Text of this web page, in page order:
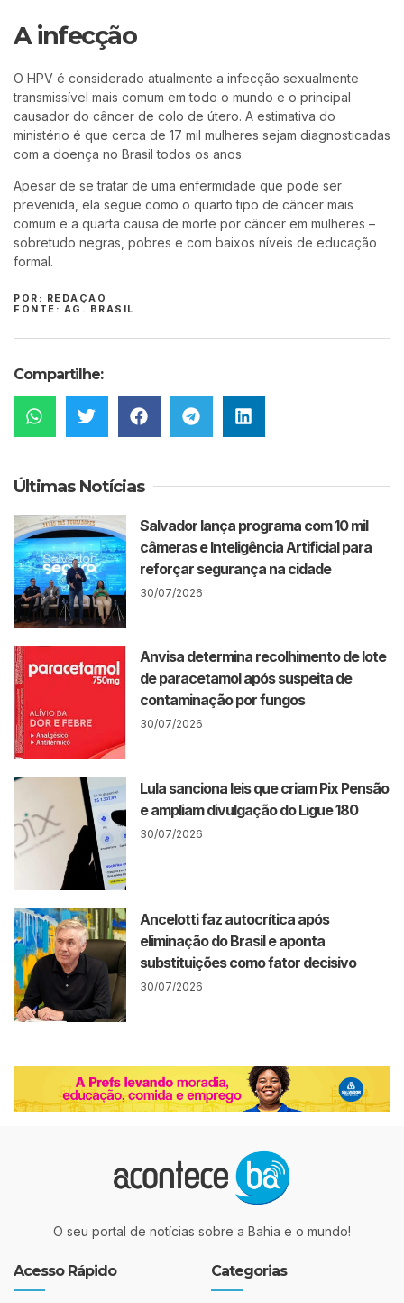
A infecção
O HPV é considerado atualmente a infecção sexualmente
transmissível mais comum em todo o mundo e o principal
causador do câncer de colo de útero. A estimativa do
ministério é que cerca de 17 mil mulheres sejam diagnosticadas
com a doença no Brasil todos os anos.
Apesar de se tratar de uma enfermidade que pode ser
prevenida, ela segue como o quarto tipo de câncer mais
comum e a quarta causa de morte por câncer em mulheres –
sobretudo negras, pobres e com baixos níveis de educação
formal.
POR: REDAÇÃO
FONTE: AG. BRASIL
Compartilhe:
Últimas Notícias
Salvador lança programa com 10 mil
câmeras e Inteligência Artificial para
reforçar segurança na cidade
30/07/2026
Anvisa determina recolhimento de lote
de paracetamol após suspeita de
contaminação por fungos
30/07/2026
Lula sanciona leis que criam Pix Pensão
e ampliam divulgação do Ligue 180
30/07/2026
Ancelotti faz autocrítica após
eliminação do Brasil e aponta
substituições como fator decisivo
30/07/2026
O seu portal de notícias sobre a Bahia e o mundo!
Acesso Rápido Categorias